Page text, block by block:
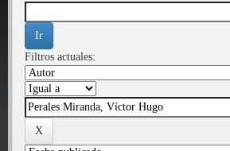
Filtros actuales: